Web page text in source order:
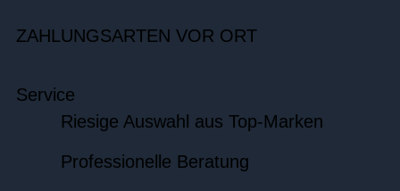
ZAHLUNGSARTEN VOR ORT
Service
Riesige Auswahl aus Top-Marken
Professionelle Beratung